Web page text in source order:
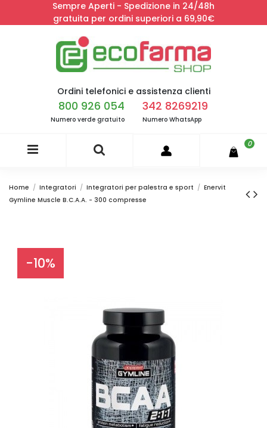
Sempre Aperti - Spedizione in 24/48h
gratuita per ordini superiori a 69,90€
Ordini telefonici e assistenza clienti
800 926 054
Numero verde gratuito
342 8269219
Numero WhatsApp
0
Home Integratori Integratori per palestra e sport
Enervit
Gymline Muscle B.C.A.A. - 300 compresse
-10%